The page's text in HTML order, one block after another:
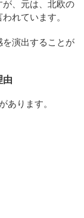
が、元は、北欧の
れています。
を演出することが
由
あります。